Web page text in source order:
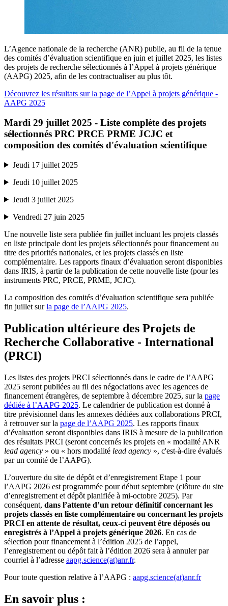
L’Agence nationale de la recherche (ANR) publie, au fil de la tenue
des comités d’évaluation scientifique en juin et juillet 2025, les listes
des projets de recherche sélectionnés à l’Appel à projets générique
(AAPG) 2025, afin de les contractualiser au plus tôt.
Découvrez les résultats sur la page de l’Appel à projets générique -
AAPG 2025
Mardi 29 juillet 2025 - Liste complète des projets
sélectionnés PRC PRCE PRME JCJC et
composition des comités d'évaluation scientifique
Jeudi 17 juillet 2025
Jeudi 10 juillet 2025
Jeudi 3 juillet 2025
Vendredi 27 juin 2025
Une nouvelle liste sera publiée fin juillet incluant les projets classés
en liste principale dont les projets sélectionnés pour financement au
titre des priorités nationales, et les projets classés en liste
complémentaire. Les rapports finaux d’évaluation seront disponibles
dans IRIS, à partir de la publication de cette nouvelle liste (pour les
instruments PRC, PRCE, PRME, JCJC).
La composition des comités d’évaluation scientifique sera publiée
fin juillet surla page de l’AAPG 2025.
Publication ultérieure des Projets de
Recherche Collaborative - International
(PRCI)
Les listes des projets PRCI sélectionnés dans le cadre de l’AAPG
2025 seront publiées au fil des négociations avec les agences de
financement étrangères, de septembre à décembre 2025, sur la page
dédiée à l’AAPG 2025. Le calendrier de publication est donné à
titre prévisionnel dans les annexes dédiées aux collaborations PRCI,
à retrouver sur la page de l’AAPG 2025. Les rapports finaux
d’évaluation seront disponibles dans IRIS à mesure de la publication
des résultats PRCI (seront concernés les projets en « modalité ANR
lead agency » ou « hors modalité lead agency », c'est-à-dire évalués
par un comité de l’AAPG).
L’ouverture du site de dépôt et d’enregistrement Etape 1 pour
l’AAPG 2026 est programmée pour début septembre (clôture du site
d’enregistrement et dépôt planifiée à mi-octobre 2025). Par
conséquent, dans l’attente d’un retour définitif concernant les
projets classés en liste complémentaire ou concernant les projets
PRCI en attente de résultat, ceux-ci peuvent être déposés ou
enregistrés à l’Appel à projets générique 2026. En cas de
sélection pour financement à l’édition 2025 de l’appel,
l’enregistrement ou dépôt fait à l’édition 2026 sera à annuler par
courriel à l’adresse aapg.science(at)anr.fr.
Pour toute question relative à l’AAPG : aapg.science(at)anr.fr
En savoir plus :